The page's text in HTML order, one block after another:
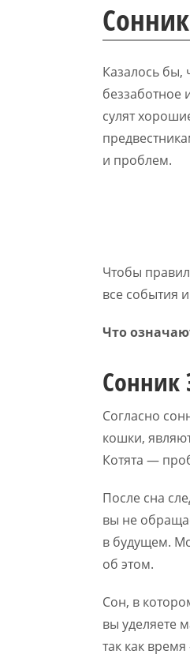
Казалось бы,
беззаботное
сулят
и проблем.
Чтобы
все события
Что
Сонник
Согласно
кошки,
Котята —
После сна
вы не
в будущем.
об этом.
Сон, в
вы уделяете
так как